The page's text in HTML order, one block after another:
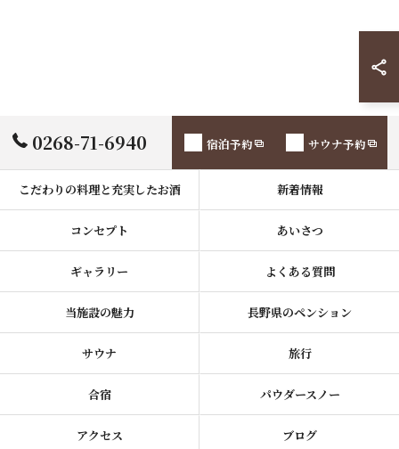
0268-71-6940 宿泊予約 サウナ予約
こだわりの料理と充実したお酒 新着情報
コンセプト あいさつ
ギャラリー よくある質問
当施設の魅力 長野県のペンション
サウナ 旅行
合宿 パウダースノー
アクセス ブログ